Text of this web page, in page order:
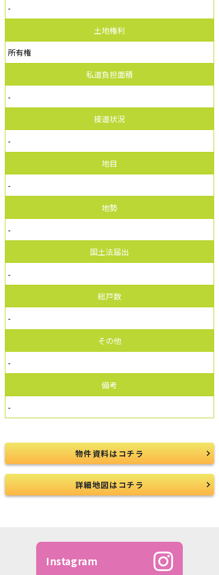
-
土地権利
所有権
私道負担面積
-
接道状況
-
地目
-
地勢
-
国土法届出
-
総戸数
-
その他
-
備考
-
物件資料はコチラ
詳細地図はコチラ
Instagram